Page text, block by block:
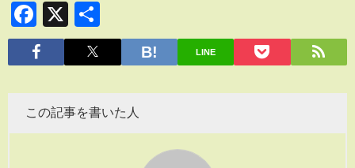
Facebook
X
有
LINE
この記事を書いた人